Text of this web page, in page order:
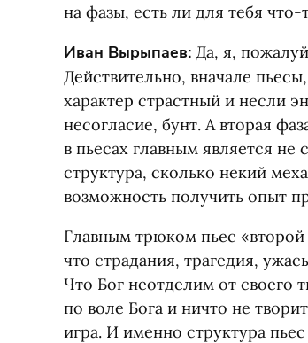
на фазы, есть ли для тебя
Иван Вырыпаев: Да, я,
Действительно, вначале
характер страстный и несли
несогласие, бунт. А вторая
в пьесах главным является не
структура, сколько некий
возможность получить опыт
Главным трюком пьес «
что страдания, трагедия,
Что Бог неотделим от своего
по воле Бога и ничто не
игра. И именно структура пьес